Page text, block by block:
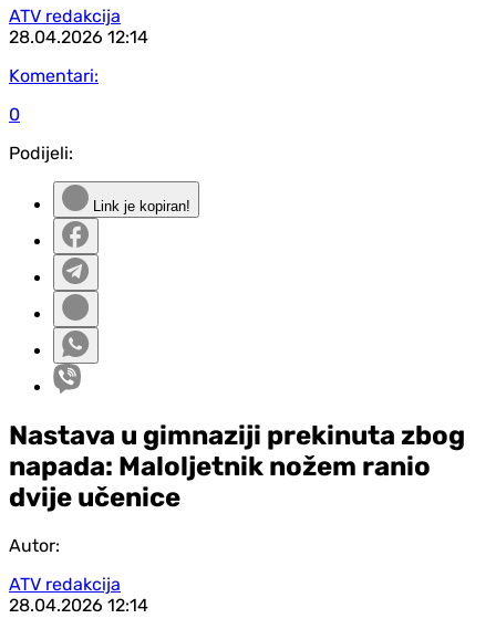
ATV redakcija
28.04.2026 12:14
Komentari:
0
Podijeli:
Link je kopiran!
Nastava u gimnaziji prekinuta zbog
napada: Maloljetnik nožem ranio
dvije učenice
Autor:
ATV redakcija
28.04.2026 12:14